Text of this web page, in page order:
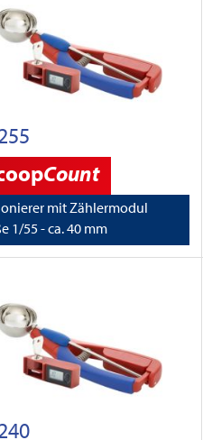
Count
mit Zählermodul
1/55 - ca. 40 mm